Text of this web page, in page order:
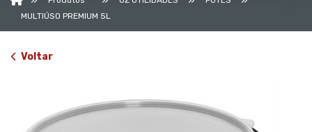
MULTIÚSO PREMIUM 5L
Voltar